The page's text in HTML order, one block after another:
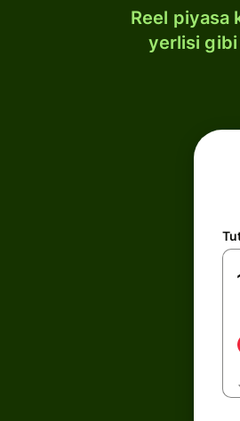
Reel piyasa
yerlisi gibi